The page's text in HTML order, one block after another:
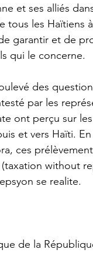
et ses alliés
tous les Haïtiens
garantir et de
qui le concerne.
des
par les
ont perçu sur
et vers Haïti.
ces
without
se realite.
de la